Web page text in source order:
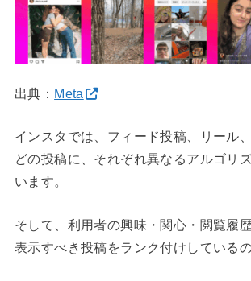
出典： Meta
インスタでは、フィード投稿、リール
どの投稿に、それぞれ異なるアルゴリ
います。
そして、利用者の興味・関心・閲覧履
表示すべき投稿をランク付けしているの